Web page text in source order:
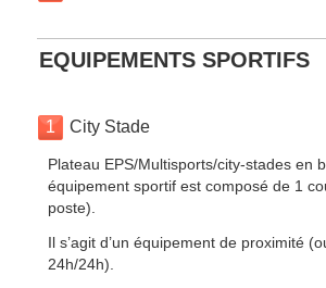
EQUIPEMENTS SPORTIFS
1 City Stade
Plateau EPS/Multisports/city-stades en
équipement sportif est composé de 1
poste).
Il s’agit d’un équipement de proximité
24h/24h).